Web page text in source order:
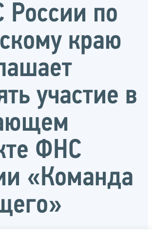
по
краю
участие в
ФНС
«Команда